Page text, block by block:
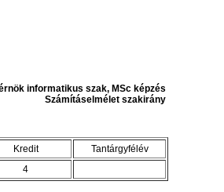
informatikus szak, MSc képzés
Számításelmélet szakirány
Kredit
Tantárgyfélév
4